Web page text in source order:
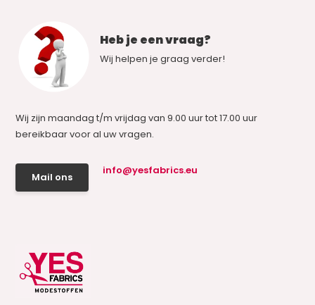
Heb je een vraag?
Wij helpen je graag verder!
Wij zijn maandag t/m vrijdag van 9.00 uur tot 17.00 uur
bereikbaar voor al uw vragen.
Mail ons
info@yesfabrics.eu